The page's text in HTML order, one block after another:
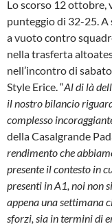
Lo scorso 12 ottobre,
punteggio di 32-25. A
a vuoto contro
nella trasferta
nell’incontro di
Style Erice. “Al di là
il nostro bilancio
complesso
della Casalgrande
rendimento che
presente il contesto in
presenti in A1, noi non
appena una settimana
sforzi, sia in termini di